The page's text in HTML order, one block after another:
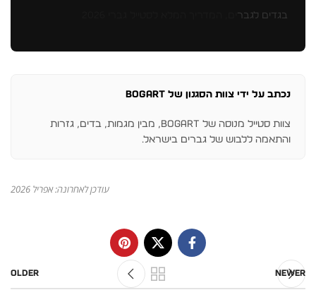
בגדים לגבר
נכתב על ידי צוות הסגנון של BOGART
צוות סטייל מנוסה של BOGART, מבין מגמות, בדים, גזרות
והתאמה ללבוש של גברים בישראל.
עודכן לאחרונה: אפריל 2026
Newer
Older